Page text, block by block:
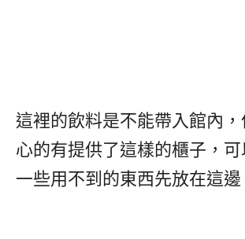
這裡的飲料是不能帶入館內
心的有提供了這樣的櫃子，
一些用不到的東西先放在這邊